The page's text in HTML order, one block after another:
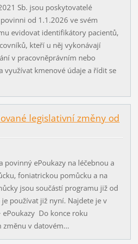
Sb. jsou poskytovatelé
od 1.1.2026 ve svém
evidovat identifikátory pacientů,
kteří u něj vykonávají
v pracovněprávním nebo
využívat kmenové údaje a řídit se
legislativní změny od
povinný ePoukazy na léčebnou a
foniatrickou pomůcku a na
jsou součástí programu již od
používat již nyní. Najdete je v
ePoukazy Do konce roku
v datovém...